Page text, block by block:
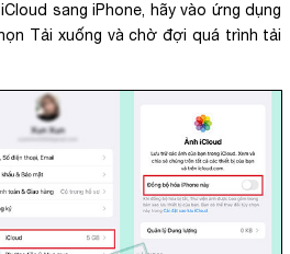
sang iPhone, hãy vào ứng dụng
Tải xuống và chờ đợi quá trình tải